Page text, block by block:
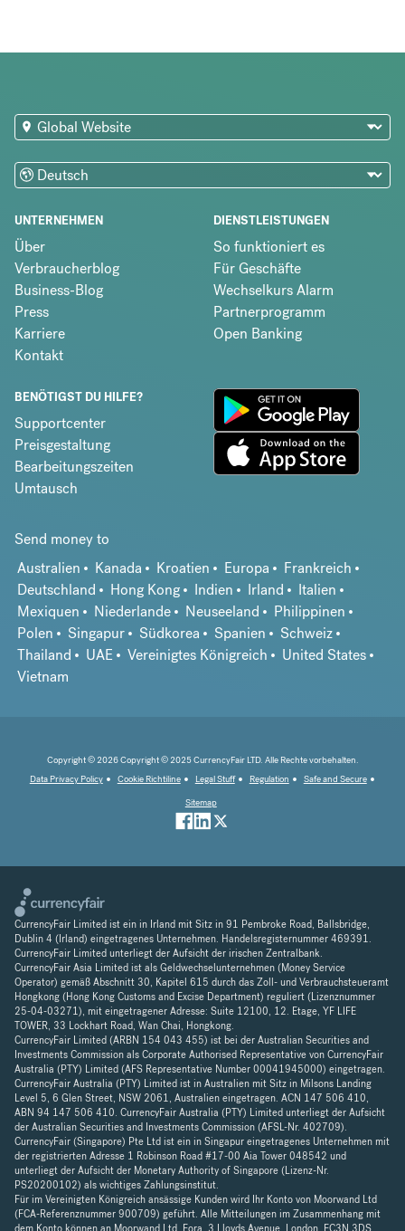
UNTERNEHMEN
Über
Verbraucherblog
Business-Blog
Press
Karriere
Kontakt
DIENSTLEISTUNGEN
So funktioniert es
Für Geschäfte
Wechselkurs Alarm
Partnerprogramm
Open Banking
BENÖTIGST DU HILFE?
Supportcenter
Preisgestaltung
Bearbeitungszeiten
Umtausch
Send money to
Australien
Kanada Kroatien Europa
Frankreich
Deutschland
Hong Kong Indien Irland
Italien
Mexiquen
Niederlande Neuseeland
Philippinen
Polen
Singapur Südkorea Spanien
Schweiz
Thailand
UAE Vereinigtes Königreich
United States
Vietnam
Copyright © 2026 Copyright © 2025 CurrencyFair LTD. Alle Rechte vorbehalten.
Data Privacy Policy
Cookie Richtiline Legal Stuff Regulation
Safe and Secure
Sitemap
CurrencyFair Limited ist ein in Irland mit Sitz in 91 Pembroke Road, Ballsbridge,
Dublin 4 (Irland) eingetragenes Unternehmen. Handelsregisternummer 469391.
CurrencyFair Limited unterliegt der Aufsicht der irischen Zentralbank.
CurrencyFair Asia Limited ist als Geldwechselunternehmen (Money Service
Operator) gemäß Abschnitt 30, Kapitel 615 durch das Zoll- und Verbrauchsteueramt
Hongkong (Hong Kong Customs and Excise Department) reguliert (Lizenznummer
25-04-03271), mit eingetragener Adresse: Suite 12100, 12. Etage, YF LIFE
TOWER, 33 Lockhart Road, Wan Chai, Hongkong.
CurrencyFair Limited (ARBN 154 043 455) ist bei der Australian Securities and
Investments Commission als Corporate Authorised Representative von CurrencyFair
Australia (PTY) Limited (AFS Representative Number 00041945000) eingetragen.
CurrencyFair Australia (PTY) Limited ist in Australien mit Sitz in Milsons Landing
Level 5, 6 Glen Street, NSW 2061, Australien eingetragen. ACN 147 506 410,
ABN 94 147 506 410. CurrencyFair Australia (PTY) Limited unterliegt der Aufsicht
der Australian Securities and Investments Commission (AFSL-Nr. 402709).
CurrencyFair (Singapore) Pte Ltd ist ein in Singapur eingetragenes Unternehmen mit
der registrierten Adresse 1 Robinson Road #17-00 Aia Tower 048542 und
unterliegt der Aufsicht der Monetary Authority of Singapore (Lizenz-Nr.
PS20200102) als wichtiges Zahlungsinstitut.
Für im Vereinigten Königreich ansässige Kunden wird Ihr Konto von Moorwand Ltd
(FCA-Referenznummer 900709) geführt. Alle Mitteilungen im Zusammenhang mit
dem Konto können an Moorwand Ltd, Fora, 3 Lloyds Avenue, London, EC3N 3DS,